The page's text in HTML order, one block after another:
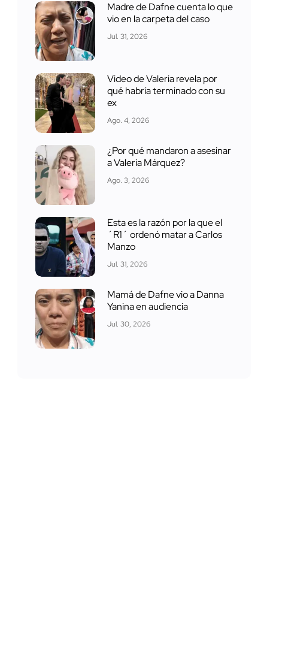
Madre de Dafne cuenta lo que
vio en la carpeta del caso
Jul. 31, 2026
Video de Valeria revela por
qué habría terminado con su
ex
Ago. 4, 2026
¿Por qué mandaron a asesinar
a Valeria Márquez?
Ago. 3, 2026
Esta es la razón por la que el
´R1´ ordenó matar a Carlos
Manzo
Jul. 31, 2026
Mamá de Dafne vio a Danna
Yanina en audiencia
Jul. 30, 2026